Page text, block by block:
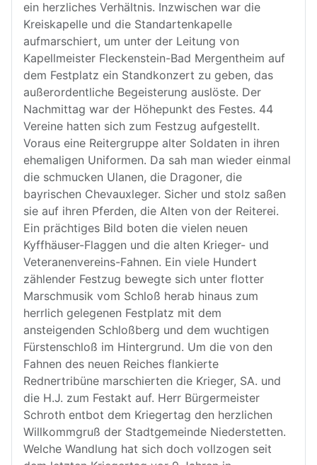
ein herzliches Verhältnis. Inzwischen war die
Kreiskapelle und die Standartenkapelle
aufmarschiert, um unter der Leitung von
Kapellmeister Fleckenstein-Bad Mergentheim auf
dem Festplatz ein Standkonzert zu geben, das
außerordentliche Begeisterung auslöste. Der
Nachmittag war der Höhepunkt des Festes. 44
Vereine hatten sich zum Festzug aufgestellt.
Voraus eine Reitergruppe alter Soldaten in ihren
ehemaligen Uniformen. Da sah man wieder einmal
die schmucken Ulanen, die Dragoner, die
bayrischen Chevauxleger. Sicher und stolz saßen
sie auf ihren Pferden, die Alten von der Reiterei.
Ein prächtiges Bild boten die vielen neuen
Kyffhäuser-Flaggen und die alten Krieger- und
Veteranenvereins-Fahnen. Ein viele Hundert
zählender Festzug bewegte sich unter flotter
Marschmusik vom Schloß herab hinaus zum
herrlich gelegenen Festplatz mit dem
ansteigenden Schloßberg und dem wuchtigen
Fürstenschloß im Hintergrund. Um die von den
Fahnen des neuen Reiches flankierte
Rednertribüne marschierten die Krieger, SA. und
die H.J. zum Festakt auf. Herr Bürgermeister
Schroth entbot dem Kriegertag den herzlichen
Willkommgruß der Stadtgemeinde Niederstetten.
Welche Wandlung hat sich doch vollzogen seit